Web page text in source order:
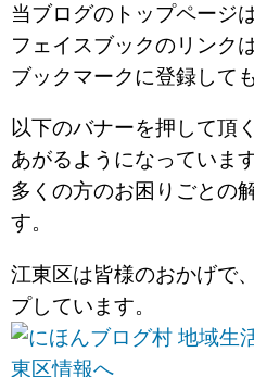
当ブログのトップページ
フェイスブックのリンク
ブックマークに登録して
以下のバナーを押して頂
あがるようになっています
多くの方のお困りごとの
す。
江東区は皆様のおかげで
プしています。